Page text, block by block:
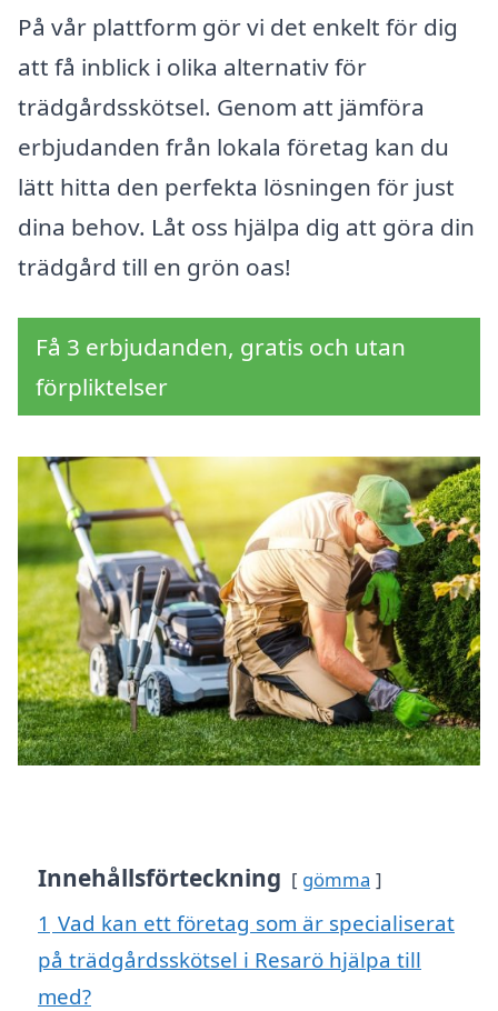
På vår plattform gör vi det enkelt för dig
att få inblick i olika alternativ för
trädgårdsskötsel. Genom att jämföra
erbjudanden från lokala företag kan du
lätt hitta den perfekta lösningen för just
dina behov. Låt oss hjälpa dig att göra din
trädgård till en grön oas!
Få 3 erbjudanden, gratis och utan
förpliktelser
Innehållsförteckning gömma
1 Vad kan ett företag som är specialiserat
på trädgårdsskötsel i Resarö hjälpa till
med?